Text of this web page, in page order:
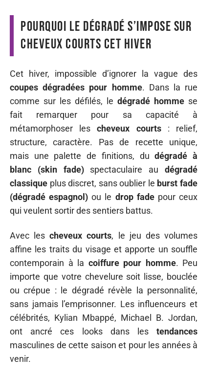
Pourquoi le dégradé s’impose sur
cheveux courts cet hiver
Cet hiver, impossible d’ignorer la vague des
coupes dégradées pour homme. Dans la rue
comme sur les défilés, le dégradé homme se
fait remarquer pour sa capacité à
métamorphoser lescheveux courts: relief,
structure, caractère. Pas de recette unique,
mais une palette de finitions, dudégradé à
blanc (skin fade)spectaculaire audégradé
classique plus discret, sans oublier le burst fade
(dégradé espagnol) ou le drop fadepour ceux
qui veulent sortir des sentiers battus.
Avec lescheveux courts, le jeu des volumes
affine les traits du visage et apporte un souffle
contemporain à la coiffure pour homme. Peu
importe que votre chevelure soit lisse, bouclée
ou crépue : le dégradé révèle la personnalité,
sans jamais l’emprisonner. Les influenceurs et
célébrités, Kylian Mbappé, Michael B. Jordan,
ont ancré ces looks dans les tendances
masculines de cette saison et pour les années à
venir.